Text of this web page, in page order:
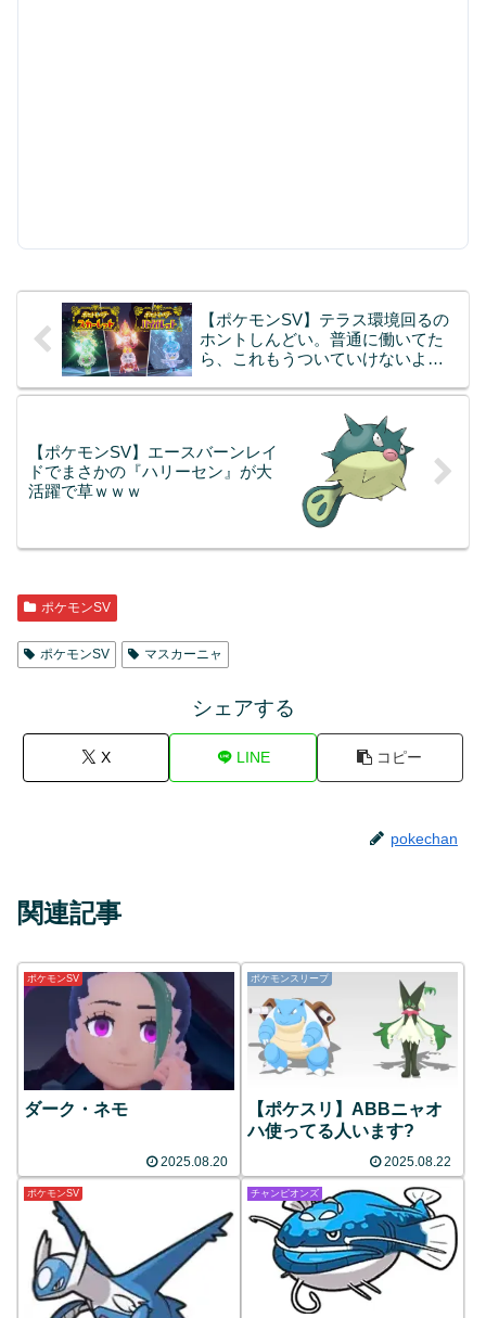
【ポケモンSV】テラス環境回るの
ホントしんどい。普通に働いてた
ら、これもうついていけないよ…
【ポケモンSV】エースバーンレイ
ドでまさかの『ハリーセン』が大
活躍で草ｗｗｗ
ポケモンSV
ポケモンSV マスカーニャ
シェアする
X LINE コピー
pokechan
関連記事
ポケモンSV
ダーク・ネモ
2025.08.20
ポケモンスリープ
【ポケスリ】ABBニャオ
ハ使ってる人います?
2025.08.22
ポケモンSV チャンピオンズ